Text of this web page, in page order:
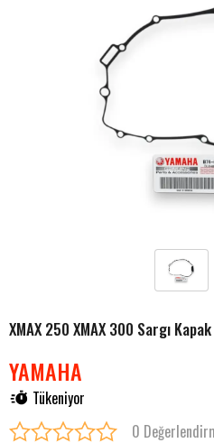
XMAX 250 XMAX 300 Sargı
YAMAHA
Tükeniyor
0